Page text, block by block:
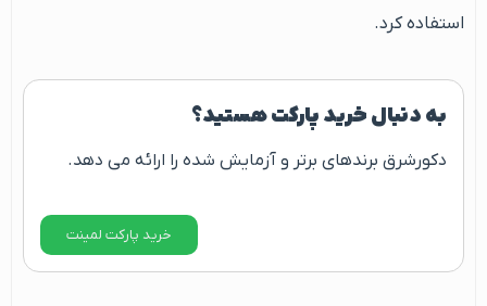
استفاده کرد.
به دنبال خرید پارکت هستید؟
دکورشرق برندهای برتر و آزمایش شده را ارائه می دهد.
خرید پارکت لمینت